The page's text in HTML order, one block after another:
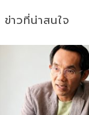
ข่าวที่น่าสนใจ